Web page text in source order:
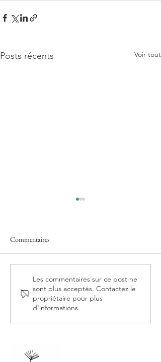
Posts récents Voir tout
Jules Fournier - Mal Lunée -
Éditions Actes Sud
Commentaires
Les commentaires sur ce post ne
sont plus acceptés. Contactez le
propriétaire pour plus
d'informations.